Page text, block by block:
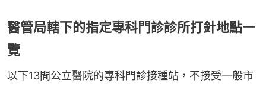
醫管局轄下的指定專科門診診所打針地點一
覽
以下13間公立醫院的專科門診接種站，不接受一般市